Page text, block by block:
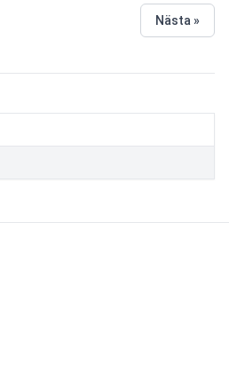
Nästa »